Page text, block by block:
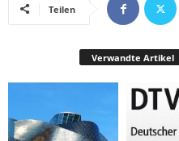
Teilen
Verwandte Artikel